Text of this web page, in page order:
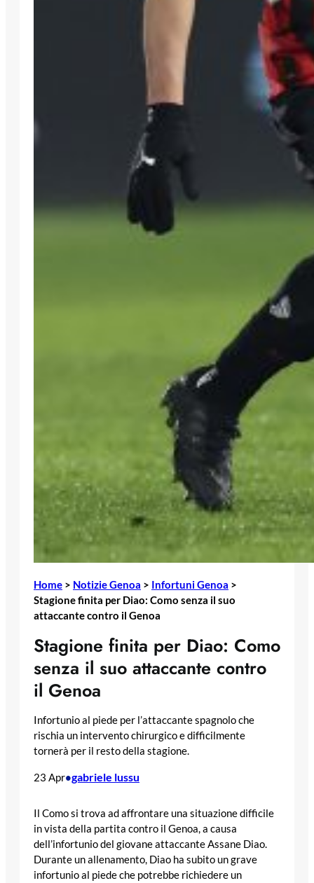
Home > Notizie Genoa > Infortuni Genoa >
Stagione finita per Diao: Como senza il suo
attaccante contro il Genoa
Stagione finita per Diao: Como
senza il suo attaccante contro
il Genoa
Infortunio al piede per l’attaccante spagnolo che
rischia un intervento chirurgico e difficilmente
tornerà per il resto della stagione.
23 Apr•gabriele lussu
Il Como si trova ad affrontare una situazione difficile
in vista della partita contro il Genoa, a causa
dell’infortunio del giovane attaccante Assane Diao.
Durante un allenamento, Diao ha subito un grave
infortunio al piede che potrebbe richiedere un